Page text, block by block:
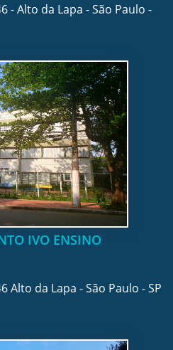
- Alto da Lapa - São Paulo -
IVO ENSINO
Alto da Lapa - São Paulo - SP